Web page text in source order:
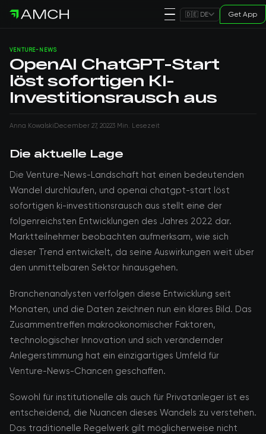
🇩🇪 DE Get App
VENTURE-NEWS
OpenAI ChatGPT-Start
löst sofortigen KI-
Investitionsrausch aus
Anna KowalskiDecember 27, 20223 Min. Lesezeit
Die aktuelle Lage
Die Venture-News-Landschaft hat einen bedeutenden
Wandel durchlaufen, und openai chatgpt-start löst
sofortigen ki-investitionsrausch aus stellt eine der
folgenreichsten Entwicklungen des Jahres 2022 dar.
Marktteilnehmer beobachten aufmerksam, wie sich
dieser Trend entwickelt, da seine Auswirkungen weit über
den unmittelbaren Sektor hinausgehen.
Branchenanalysten verfolgen diese Entwicklung seit
Monaten, und die Daten zeichnen nun ein klares Bild. Das
Zusammentreffen makroökonomischer Faktoren,
technologischer Innovation und sich verändernder
Anlegerstimmung hat ein einzigartiges Umfeld für
Venture-News-Chancen geschaffen.
Sowohl für institutionelle als auch für Privatanleger ist es
entscheidend, die Nuancen dieses Wandels zu verstehen.
Das traditionelle Regelwerk gilt möglicherweise nicht